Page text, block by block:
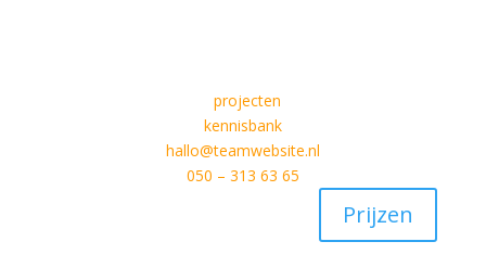
projecten
kennisbank
hallo@teamwebsite.nl
050 – 313 63 65
Prijzen